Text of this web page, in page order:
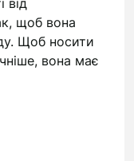
від
щоб вона
Щоб носити
вона має